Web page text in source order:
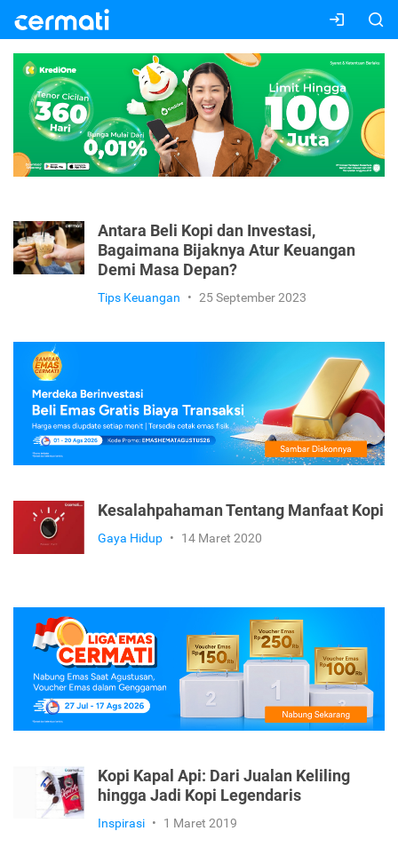
Antara Beli Kopi dan Investasi,
Bagaimana Bijaknya Atur Keuangan
Demi Masa Depan?
Tips Keuangan • 25 September 2023
Kesalahpahaman Tentang Manfaat Kopi
Gaya Hidup • 14 Maret 2020
Kopi Kapal Api: Dari Jualan Keliling
hingga Jadi Kopi Legendaris
Inspirasi • 1 Maret 2019